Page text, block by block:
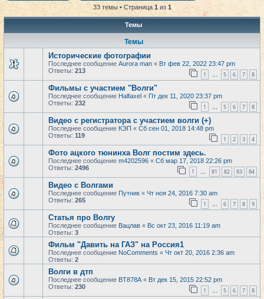
33 темы • Страница 1из 1
Темы
Темы
Исторические фотографии
Последнее сообщение Aurora man « Вт фев 22, 2022 23:47 pm
Ответы: 213 1 … 5 6 7 8
Фильмы с участием "Волги"
Последнее сообщение Halfaxel « Пт дек 11, 2020 23:37 pm
Ответы: 232 1 … 5 6 7 8
Видео с регистратора с участием волги (+)
Последнее сообщение КЭП « Сб сен 01, 2018 14:48 pm
Ответы: 119 1 2 3 4
Фото ацкого тюнинха Волг постим здесь.
Последнее сообщение m4202596 « Сб мар 17, 2018 22:26 pm
Ответы: 2496 1 … 81 82 83 84
Видео с Волгами
Последнее сообщение Путник « Чт ноя 24, 2016 7:30 am
Ответы: 265 1 … 6 7 8 9
Статья про Волгу
Последнее сообщение Вацлав « Вс окт 23, 2016 11:19 am
Ответы: 3
Фильм "Давить на ГАЗ" на Россия1
Последнее сообщение NoComments « Чт окт 20, 2016 2:36 am
Ответы: 2
Волги в дтп
Последнее сообщение BT878A « Вт дек 15, 2015 22:52 pm
Ответы: 230 1 … 5 6 7 8